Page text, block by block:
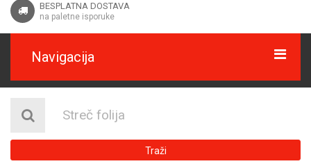
BESPLATNA DOSTAVA
na paletne isporuke
Navigacija
Traži